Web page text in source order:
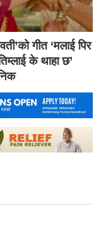
गीत ‘मलाई पिर
के थाहा छ’